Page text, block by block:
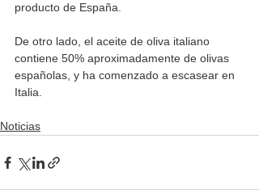
producto de España.
De otro lado, el aceite de oliva italiano
contiene 50% aproximadamente de olivas
españolas, y ha comenzado a escasear en
Italia.
Noticias